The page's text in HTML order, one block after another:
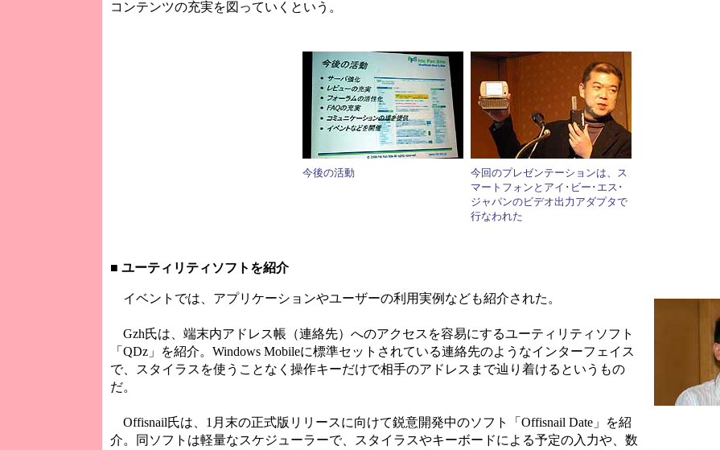
コンテンツの充実を図っていくという。
今後の活動
今回のプレゼンテーションは、ス
マートフォンとアイ･ビー･エス･
ジャパンのビデオ出力アダプタで
行なわれた
■ ユーティリティソフトを紹介
イベントでは、アプリケーションやユーザーの利用実例なども紹介された。
Gzh氏は、端末内アドレス帳（連絡先）へのアクセスを容易にするユーティリティソフト
「QDz」を紹介。Windows Mobileに標準セットされている連絡先のようなインターフェイス
で、スタイラスを使うことなく操作キーだけで相手のアドレスまで辿り着けるというもの
だ。
Offisnail氏は、1月末の正式版リリースに向けて鋭意開発中のソフト「Offisnail Date」を紹
介。同ソフトは軽量なスケジューラーで、スタイラスやキーボードによる予定の入力や、数